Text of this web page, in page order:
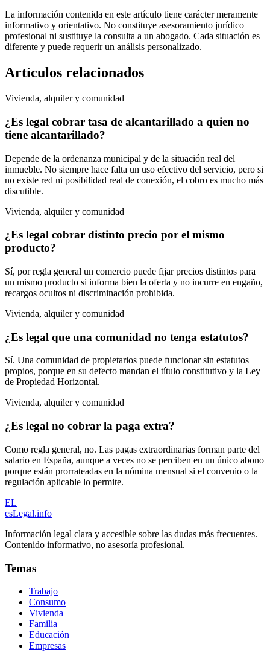
La información contenida en este artículo tiene carácter meramente
informativo y orientativo. No constituye asesoramiento jurídico
profesional ni sustituye la consulta a un abogado. Cada situación es
diferente y puede requerir un análisis personalizado.
Artículos relacionados
Vivienda, alquiler y comunidad
¿Es legal cobrar tasa de alcantarillado a quien no
tiene alcantarillado?
Depende de la ordenanza municipal y de la situación real del
inmueble. No siempre hace falta un uso efectivo del servicio, pero si
no existe red ni posibilidad real de conexión, el cobro es mucho más
discutible.
Vivienda, alquiler y comunidad
¿Es legal cobrar distinto precio por el mismo
producto?
Sí, por regla general un comercio puede fijar precios distintos para
un mismo producto si informa bien la oferta y no incurre en engaño,
recargos ocultos ni discriminación prohibida.
Vivienda, alquiler y comunidad
¿Es legal que una comunidad no tenga estatutos?
Sí. Una comunidad de propietarios puede funcionar sin estatutos
propios, porque en su defecto mandan el título constitutivo y la Ley
de Propiedad Horizontal.
Vivienda, alquiler y comunidad
¿Es legal no cobrar la paga extra?
Como regla general, no. Las pagas extraordinarias forman parte del
salario en España, aunque a veces no se perciben en un único abono
porque están prorrateadas en la nómina mensual si el convenio o la
regulación aplicable lo permite.
EL
esLegal.info
Información legal clara y accesible sobre las dudas más frecuentes.
Contenido informativo, no asesoría profesional.
Temas
Trabajo
Consumo
Vivienda
Familia
Educación
Empresas